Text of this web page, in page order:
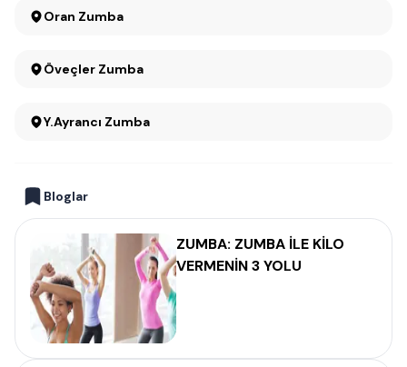
Oran Zumba
Öveçler Zumba
Y.Ayrancı Zumba
Bloglar
ZUMBA: ZUMBA İLE KİLO
VERMENİN 3 YOLU